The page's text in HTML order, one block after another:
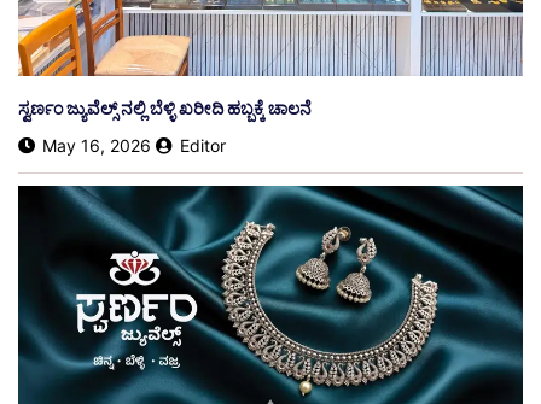
ಸ್ವರ್ಣಂ ಜ್ಯುವೆಲ್ಸ್ ನಲ್ಲಿ ಬೆಳ್ಳಿ ಖರೀದಿ ಹಬ್ಬಕ್ಕೆ ಚಾಲನೆ
May 16, 2026
Editor